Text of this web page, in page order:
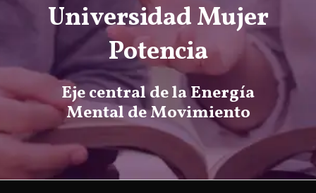
Universidad Mujer
Potencia
Eje central de la Energía
Mental de Movimiento